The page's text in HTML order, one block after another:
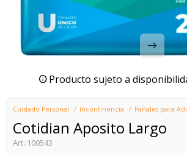
Producto sujeto a
Cuidado Personal Incontinencia Pañales para
Cotidian Aposito Largo
100543